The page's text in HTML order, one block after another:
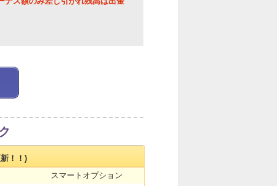
！！)
スマートオプション